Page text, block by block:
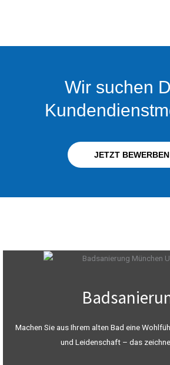
Wir suchen
JETZT BEWERBEN
Machen Sie aus Ihrem alten Bad eine
und Leidenschaft – das